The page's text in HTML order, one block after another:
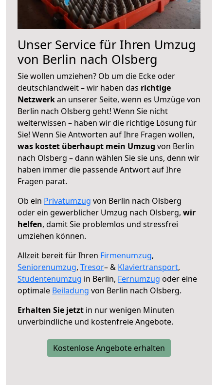
Unser Service für Ihren Umzug
von Berlin nach Olsberg
Sie wollen umziehen? Ob um die Ecke oder
deutschlandweit – wir haben das richtige
Netzwerkan unserer Seite, wenn es Umzüge von
Berlin nach Olsberg geht! Wenn Sie nicht
weiterwissen – haben wir die richtige Lösung für
Sie! Wenn Sie Antworten auf Ihre Fragen wollen,
was kostet überhaupt mein Umzug von Berlin
nach Olsberg – dann wählen Sie sie uns, denn wir
haben immer die passende Antwort auf Ihre
Fragen parat.
Ob ein Privatumzug von Berlin nach Olsberg
oder ein gewerblicher Umzug nach Olsberg, wir
helfen, damit Sie problemlos und stressfrei
umziehen können.
Allzeit bereit für Ihren Firmenumzug,
Seniorenumzug, Tresor– & Klaviertransport,
Studentenumzug in Berlin, Fernumzug oder eine
optimale Beiladung von Berlin nach Olsberg.
Erhalten Sie jetzt in nur wenigen Minuten
unverbindliche und kostenfreie Angebote.
Kostenlose Angebote erhalten